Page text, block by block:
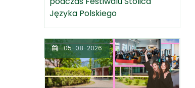
Języka Polskiego
05-08-2026